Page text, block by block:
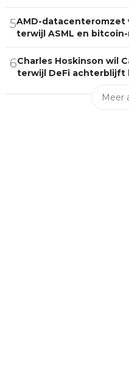
5AMD-datacenteromzet
terwijl ASML en
6Charles Hoskinson wil
terwijl DeFi achterblijft
Meer